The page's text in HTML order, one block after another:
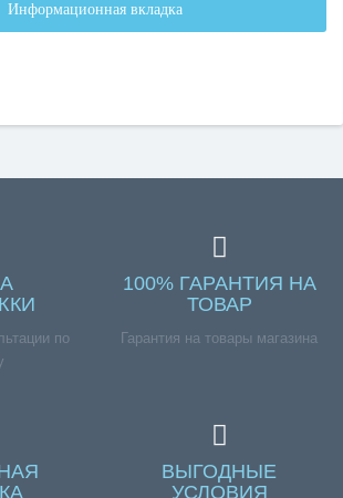
Информационная вкладка
по
100% ГАРАНТИЯ НА
ТОВАР
Гарантия на товары магазина
ВЫГОДНЫЕ
УСЛОВИЯ